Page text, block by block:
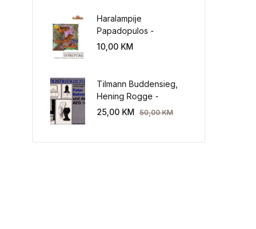
Haralampije
Papadopulos -
Poverenje: sloboda od
10,00 KM
Tilmann Buddensieg,
Hening Rogge -
Industriekultur: Peter
25,00 KM 50,00KM